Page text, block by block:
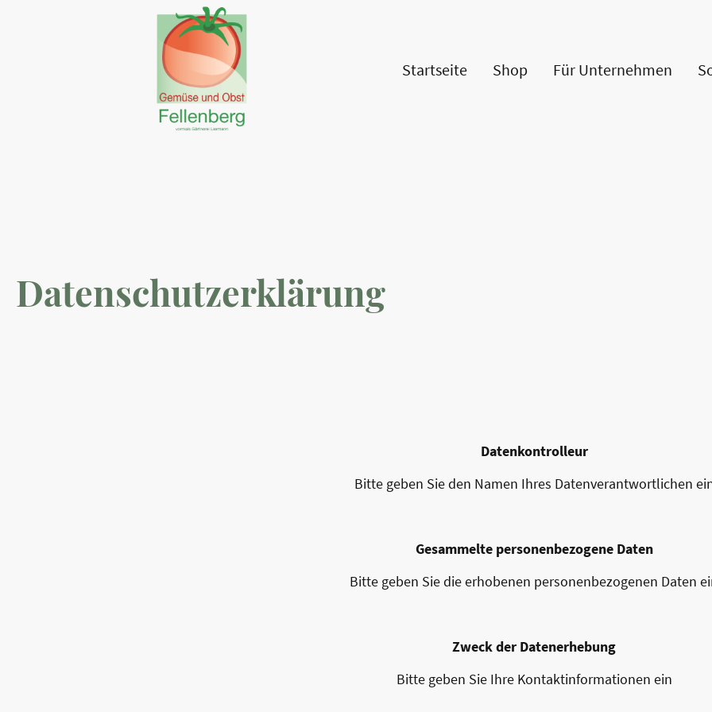
Startseite Shop Für Unternehmen
Datenschutzerklärung
Datenkontrolleur
Bitte geben Sie den Namen Ihres Datenverantwortlichen
Gesammelte personenbezogene Daten
Bitte geben Sie die erhobenen personenbezogenen Daten
Zweck der Datenerhebung
Bitte geben Sie Ihre Kontaktinformationen ein